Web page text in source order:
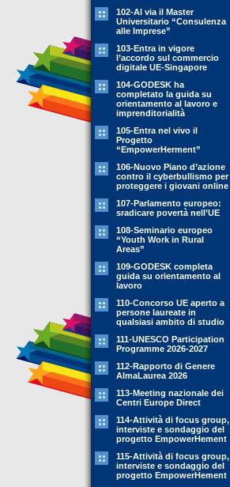
102-Al via il Master
Universitario “Consulenza
alle Imprese”
103-Entra in vigore
l’accordo sul commercio
digitale UE-Singapore
104-GODESK ha
completato la guida su
orientamento al lavoro e
imprenditorialità
105-Entra nel vivo il
Progetto
“EmpowerHerment”
106-Nuovo Piano d’azione
contro il cyberbullismo per
proteggere i giovani online
107-Parlamento europeo:
sradicare povertà nell’UE
108-Seminario europeo
“Youth Work in Rural
Areas”
109-GODESK completa
guida su orientamento al
lavoro
110-Concorso UE aperto a
persone laureate in
qualsiasi ambito di studio
111-UNESCO Participation
Programme 2026-2027
112-Rapporto di Genere
AlmaLaurea 2026
113-Meeting nazionale dei
Centri Europe Direct
114-Attività di focus group,
interviste e sondaggio del
progetto EmpowerHement
115-Attività di focus group,
interviste e sondaggio del
progetto EmpowerHement